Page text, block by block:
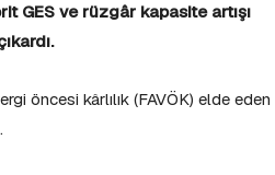
GES ve rüzgâr kapasite artışı
öncesi kârlılık (FAVÖK) elde eden